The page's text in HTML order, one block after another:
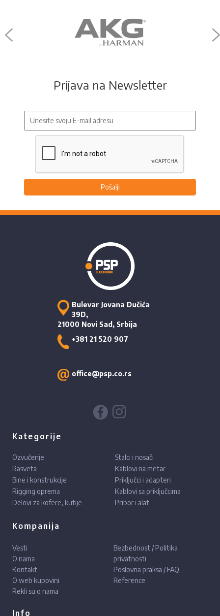
Prijava na Newsletter
Pošalji
Bulevar Jovana Dučića
39D,
21000 Novi Sad, Srbija
+381 21 520 907
office@psp.co.rs
Kategorije
Ozvučenje
Rasveta
Bine i konstrukcije
Rigging oprema
Delovi za kofere, kutije
Stalci i nosači
Kablovi na metar
Priključci i adapteri
Kablovi sa priključcima
Pribor i alat
Kompanija
Vesti
O nama
Kontakt
O web kupovini
Rekli su o nama
Bezbednost / Politika
privatnosti
Poslovna praksa / FAQ
Reference
Info